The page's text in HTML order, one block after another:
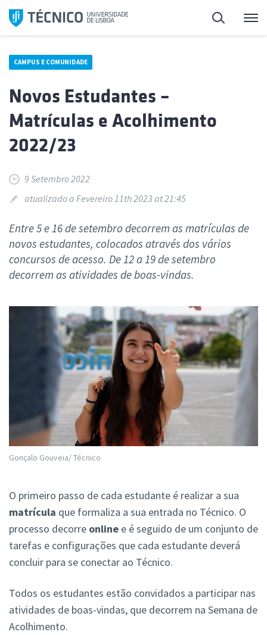
Saltar
para
Pesquisa
CAMPUS E COMUNIDADE
Novos Estudantes –
Matrículas e Acolhimento
2022/23
9 Setembro 2022
atualizado a Fevereiro 11th 2023 at 21:45
Entre 5 e 16 de setembro decorrem as matrículas de
novos estudantes, colocados através dos vários
concursos de acesso. De 12 a 19 de setembro
decorrem as atividades de boas-vindas.
Gonçalo Gouveia/ Técnico
O primeiro passo de cada estudante é realizar a sua
matrícula que formaliza a sua entrada no Técnico. O
processo decorre online e é seguido de um conjunto de
tarefas e configurações que cada estudante deverá
concluir para se conectar ao Técnico.
Todos os estudantes estão convidados a participar nas
atividades de boas-vindas, que decorrem na Semana de
Acolhimento.